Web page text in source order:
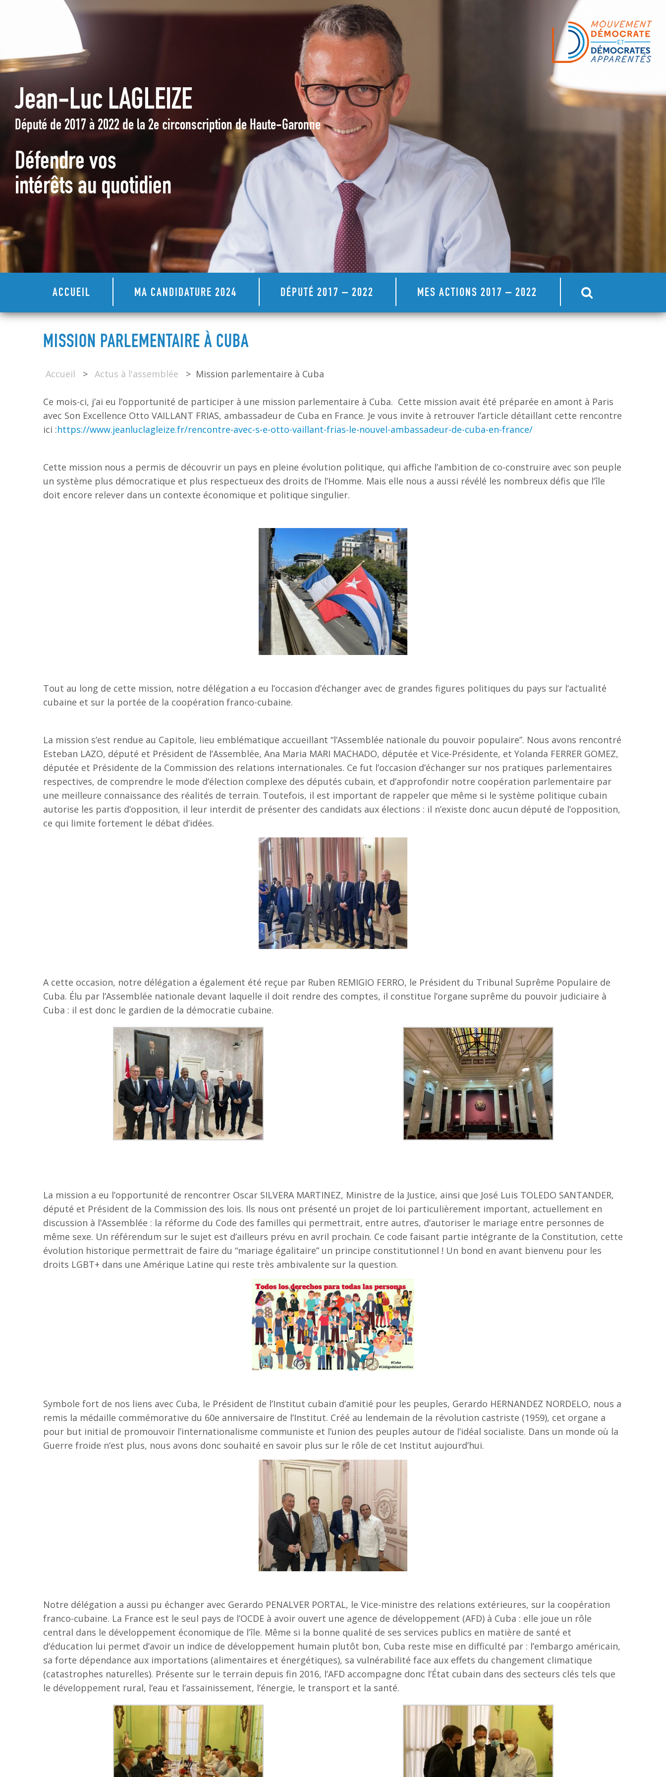
Jean-Luc LAGLEIZE
Député de 2017 à 2022 de la 2e circonscription de Haute-Garonne
Défendre vos
intérêts au quotidien
ACCUEIL MA CANDIDATURE 2024 DÉPUTÉ 2017 – 2022 MES ACTIONS 2017 – 2022
MISSION PARLEMENTAIRE À CUBA
Accueil > Actus à l'assemblée > Mission parlementaire à Cuba
Ce mois-ci, j’ai eu l’opportunité de participer à une mission parlementaire à Cuba. Cette mission avait été préparée en amont à Paris
avec Son Excellence Otto VAILLANT FRIAS, ambassadeur de Cuba en France. Je vous invite à retrouver l’article détaillant cette rencontre
ici :https://www.jeanluclagleize.fr/rencontre-avec-s-e-otto-vaillant-frias-le-nouvel-ambassadeur-de-cuba-en-france/
Cette mission nous a permis de découvrir un pays en pleine évolution politique, qui affiche l’ambition de co-construire avec son peuple
un système plus démocratique et plus respectueux des droits de l’Homme. Mais elle nous a aussi révélé les nombreux défis que l’île
doit encore relever dans un contexte économique et politique singulier.
Tout au long de cette mission, notre délégation a eu l’occasion d’échanger avec de grandes figures politiques du pays sur l’actualité
cubaine et sur la portée de la coopération franco-cubaine.
La mission s’est rendue au Capitole, lieu emblématique accueillant “l’Assemblée nationale du pouvoir populaire”. Nous avons rencontré
Esteban LAZO, député et Président de l’Assemblée, Ana Maria MARI MACHADO, députée et Vice-Présidente, et Yolanda FERRER GOMEZ,
députée et Présidente de la Commission des relations internationales. Ce fut l’occasion d’échanger sur nos pratiques parlementaires
respectives, de comprendre le mode d’élection complexe des députés cubain, et d’approfondir notre coopération parlementaire par
une meilleure connaissance des réalités de terrain. Toutefois, il est important de rappeler que même si le système politique cubain
autorise les partis d’opposition, il leur interdit de présenter des candidats aux élections : il n’existe donc aucun député de l’opposition,
ce qui limite fortement le débat d’idées.
A cette occasion, notre délégation a également été reçue par Ruben REMIGIO FERRO, le Président du Tribunal Suprême Populaire de
Cuba. Élu par l’Assemblée nationale devant laquelle il doit rendre des comptes, il constitue l’organe suprême du pouvoir judiciaire à
Cuba : il est donc le gardien de la démocratie cubaine.
La mission a eu l’opportunité de rencontrer Oscar SILVERA MARTINEZ, Ministre de la Justice, ainsi que José Luis TOLEDO SANTANDER,
député et Président de la Commission des lois. Ils nous ont présenté un projet de loi particulièrement important, actuellement en
discussion à l’Assemblée : la réforme du Code des familles qui permettrait, entre autres, d’autoriser le mariage entre personnes de
même sexe. Un référendum sur le sujet est d’ailleurs prévu en avril prochain. Ce code faisant partie intégrante de la Constitution, cette
évolution historique permettrait de faire du “mariage égalitaire” un principe constitutionnel ! Un bond en avant bienvenu pour les
droits LGBT+ dans une Amérique Latine qui reste très ambivalente sur la question.
Symbole fort de nos liens avec Cuba, le Président de l’Institut cubain d’amitié pour les peuples, Gerardo HERNANDEZ NORDELO, nous a
remis la médaille commémorative du 60e anniversaire de l’Institut. Créé au lendemain de la révolution castriste (1959), cet organe a
pour but initial de promouvoir l’internationalisme communiste et l’union des peuples autour de l’idéal socialiste. Dans un monde où la
Guerre froide n’est plus, nous avons donc souhaité en savoir plus sur le rôle de cet Institut aujourd’hui.
Notre délégation a aussi pu échanger avec Gerardo PENALVER PORTAL, le Vice-ministre des relations extérieures, sur la coopération
franco-cubaine. La France est le seul pays de l’OCDE à avoir ouvert une agence de développement (AFD) à Cuba : elle joue un rôle
central dans le développement économique de l’île. Même si la bonne qualité de ses services publics en matière de santé et
d’éducation lui permet d’avoir un indice de développement humain plutôt bon, Cuba reste mise en difficulté par : l’embargo américain,
sa forte dépendance aux importations (alimentaires et énergétiques), sa vulnérabilité face aux effets du changement climatique
(catastrophes naturelles). Présente sur le terrain depuis fin 2016, l’AFD accompagne donc l’État cubain dans des secteurs clés tels que
le développement rural, l’eau et l’assainissement, l’énergie, le transport et la santé.